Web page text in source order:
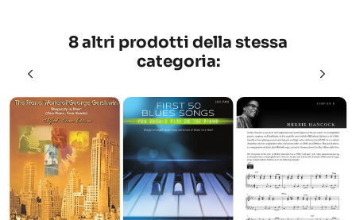
8 altri prodotti della stessa
categoria: